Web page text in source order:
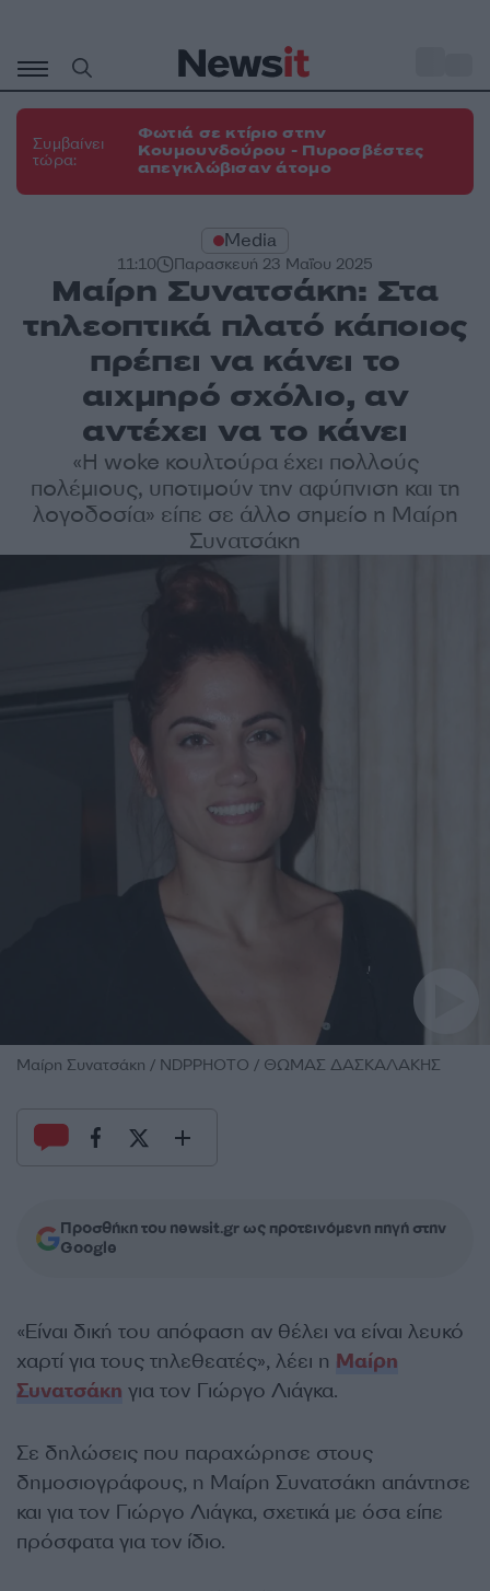
περιεχόμενο
Συμβαίνει
τώρα:
Φωτιά σε κτίριο στην
Κουμουνδούρου - Πυροσβέστες
απεγκλώβισαν άτομο
Media
11:10 Παρασκευή 23 Μαΐου 2025
Μαίρη Συνατσάκη: Στα
τηλεοπτικά πλατό κάποιος
πρέπει να κάνει το
αιχμηρό σχόλιο, αν
αντέχει να το κάνει
«Η woke κουλτούρα έχει πολλούς
πολέμιους, υποτιμούν την αφύπνιση και τη
λογοδοσία» είπε σε άλλο σημείο η Μαίρη
Συνατσάκη
Μαίρη Συνατσάκη / NDPPHOTO / ΘΩΜΑΣ ΔΑΣΚΑΛΑΚΗΣ
Προσθήκη του newsit.gr ως προτεινόμενη πηγή στην
Google
«Είναι δική του απόφαση αν θέλει να είναι λευκό
χαρτί για τους τηλεθεατές», λέει η Μαίρη
Συνατσάκη για τον Γιώργο Λιάγκα.
Σε δηλώσεις που παραχώρησε στους
δημοσιογράφους, η Μαίρη Συνατσάκη απάντησε
και για τον Γιώργο Λιάγκα, σχετικά με όσα είπε
πρόσφατα για τον ίδιο.